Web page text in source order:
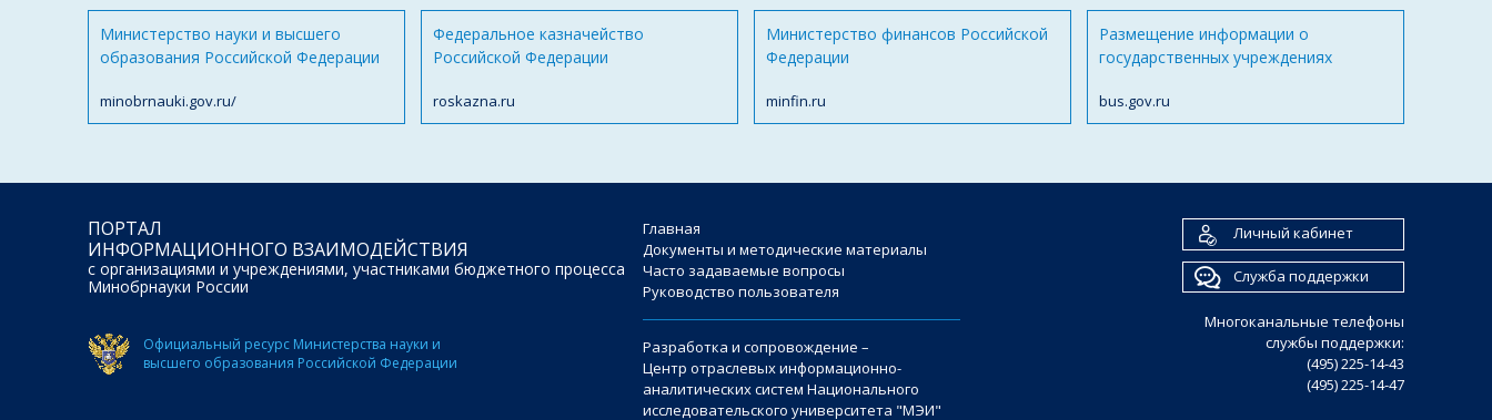
Министерство науки и высшего
образования Российской Федерации
minobrnauki.gov.ru/
Федеральное казначейство
Российской Федерации
roskazna.ru
Министерство финансов Российской
Федерации
minfin.ru
Размещение информации о
государственных учреждениях
bus.gov.ru
ПОРТАЛ
ИНФОРМАЦИОННОГО ВЗАИМОДЕЙСТВИЯ
с организациями и учреждениями, участниками бюджетного процесса
Минобрнауки России
Официальный ресурс Министерства науки и
высшего образования Российской Федерации
Главная
Документы и методические материалы
Часто задаваемые вопросы
Руководство пользователя
Разработка и сопровождение –
Центр отраслевых информационно-
аналитических систем Национального
исследовательского университета "МЭИ"
Личный кабинет
Служба поддержки
Многоканальные телефоны
службы поддержки:
(495) 225-14-43
(495) 225-14-47